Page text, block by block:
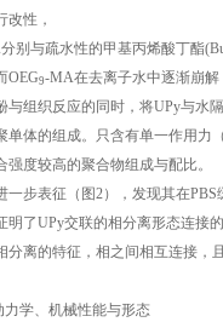
改性，
别与疏水性的甲基丙烯酸丁酯
OEG9-MA在去离子水中逐渐崩解
与组织反应的同时，将UPy与水
单体的组成。只含有单一作用
度较高的聚合物组成与配比。
一步表征（图2），发现其在
明了UPy交联的相分离形态连接
分离的特征，相之间相互连接，
学、机械性能与形态